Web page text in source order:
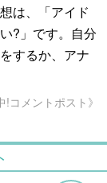
は、「アイド
?」です。自分
するか、アナ
!コメントポスト》